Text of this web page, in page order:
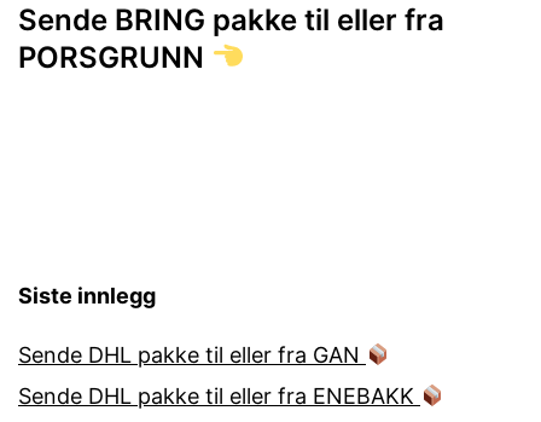
Sende BRING pakke til eller fra
PORSGRUNN
Siste innlegg
Sende DHL pakke til eller fra GAN
Sende DHL pakke til eller fra ENEBAKK